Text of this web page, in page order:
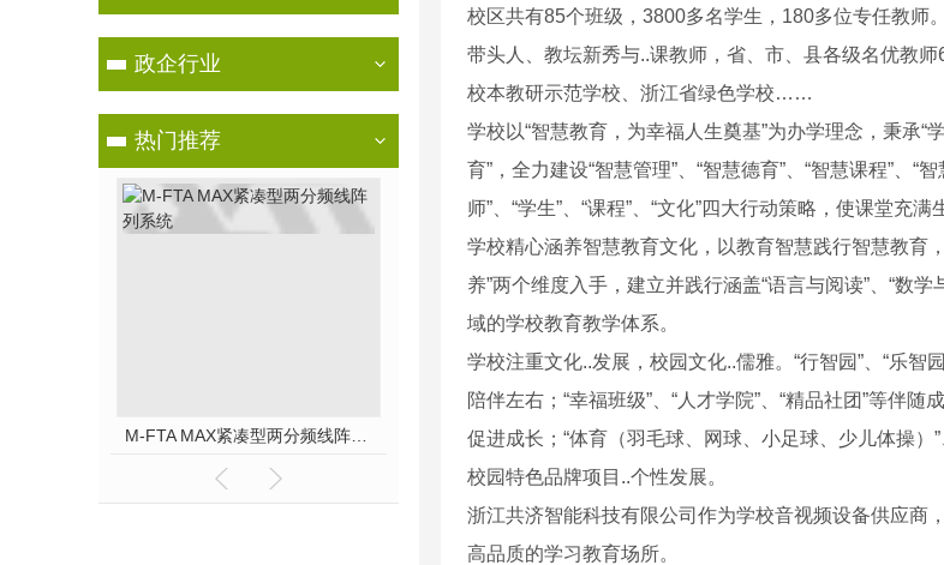
政企行业
热门推荐
M-FTA MAX紧凑型两分频线阵列系统 COX 12 WP户外同轴点声源 COX 8 WP户外同轴点声源
校区共有85个班级， 3800多名学生， 180多位专任教师
带头人、教坛新秀与..课教师，省、市、县各级名优教师
校本教研示范学校、浙江省绿色学校……
学校以“智慧教育，为幸福人生奠基”为办学理念，秉承“
育”，全力建设“智慧管理”、“智慧德育”、“智慧课程”、“
师”、“学生”、“课程”、“文化”四大行动策略，使课堂充
学校精心涵养智慧教育文化，以教育智慧践行智慧教育
养”两个维度入手，建立并践行涵盖“语言与阅读”、“数学
域的学校教育教学体系。
学校注重文化..发展，校园文化..儒雅。“行智园”、“乐智
陪伴左右；“幸福班级”、“人才学院”、“精品社团”等伴随
促进成长；“体育（羽毛球、网球、小足球、少儿体操）
校园特色品牌项目..个性发展。
浙江共济智能科技有限公司作为学校音视频设备供应商
高品质的学习教育场所。